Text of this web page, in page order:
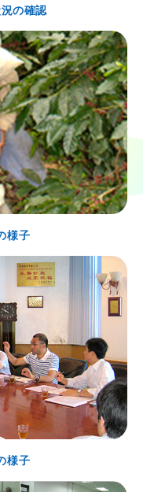
の確認
様子
様子